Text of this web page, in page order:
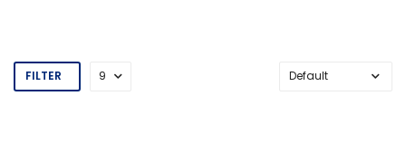
FILTER